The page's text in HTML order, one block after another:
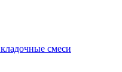
смеси